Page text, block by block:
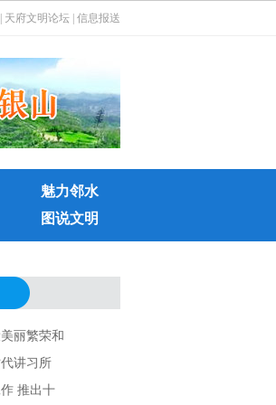
天府文明论坛 信息报送
魅力邻水
图说文明
丽繁荣和
讲习所
推出十